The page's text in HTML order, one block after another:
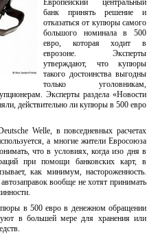
Европейский центральный
банк принять решение и
отказаться от купюры самого
большого номинала в 500
евро, которая ходит в
еврозоне. Эксперты
утверждают, что купюры
такого достоинства выгодны
только уголовникам,
Эксперты раздела «Новости
действительно ли купюры в 500 евро
Welle, в повседневных расчетах
а многие жители Евросоюза
что в условиях, когда изо дня в
при помощи банковских карт, в
как минимум, настороженность.
вообще не хотят принимать
в 500 евро в денежном обращении
в большей мере для хранения или